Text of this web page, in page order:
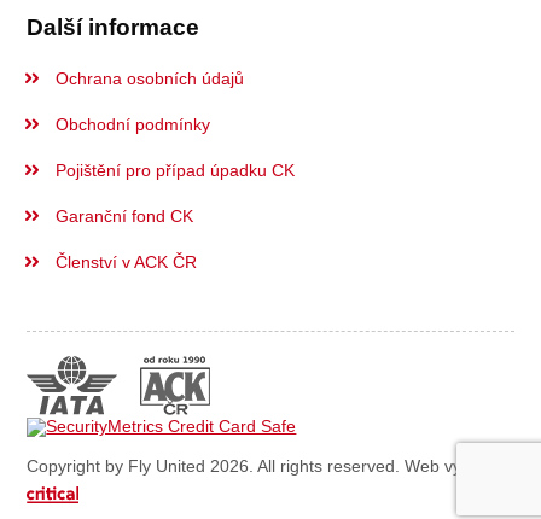
Další informace
Ochrana osobních údajů
Obchodní podmínky
Pojištění pro případ úpadku CK
Garanční fond CK
Členství v ACK ČR
Copyright by Fly United 2026. All rights reserved. Web vytvořil